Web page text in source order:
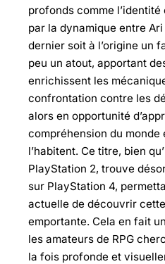
profonds comme
par la dynamique entre
dernier soit à l’origine un
peu un atout, apportant
enrichissent les
confrontation contre les
alors en opportunité
compréhension du monde
l’habitent. Ce titre, bien
PlayStation 2, trouve
sur PlayStation 4,
actuelle de découvrir
emportante. Cela en fait
les amateurs de RPG
la fois profonde et